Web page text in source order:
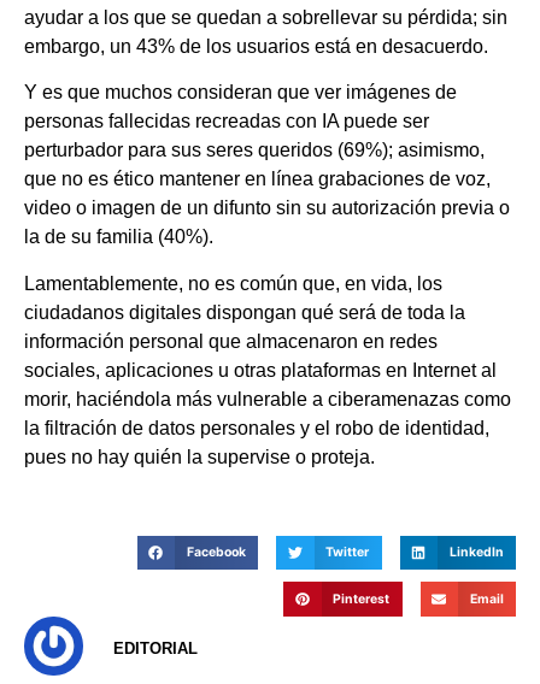
ayudar a los que se quedan a sobrellevar su pérdida; sin
embargo, un 43% de los usuarios está en desacuerdo.
Y es que muchos consideran que ver imágenes de
personas fallecidas recreadas con IA puede ser
perturbador para sus seres queridos (69%); asimismo,
que no es ético mantener en línea grabaciones de voz,
video o imagen de un difunto sin su autorización previa o
la de su familia (40%).
Lamentablemente, no es común que, en vida, los
ciudadanos digitales dispongan qué será de toda la
información personal que almacenaron en redes
sociales, aplicaciones u otras plataformas en Internet al
morir, haciéndola más vulnerable a ciberamenazas como
la filtración de datos personales y el robo de identidad,
pues no hay quién la supervise o proteja.
Facebook Twitter LinkedIn
Pinterest Email
EDITORIAL